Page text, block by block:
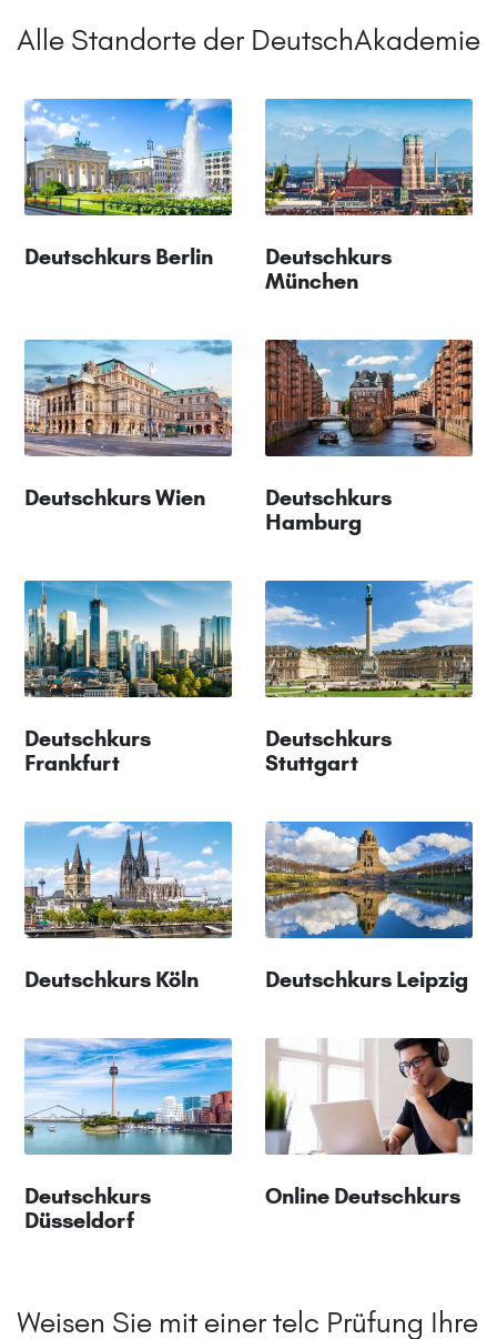
Alle Standorte der DeutschAkademie
Deutschkurs Berlin
Deutschkurs
München
Deutschkurs Wien
Deutschkurs
Hamburg
Deutschkurs
Frankfurt
Deutschkurs
Stuttgart
Deutschkurs Köln Deutschkurs Leipzig
Deutschkurs
Düsseldorf
Online Deutschkurs
Weisen Sie mit einer telc Prüfung Ihre